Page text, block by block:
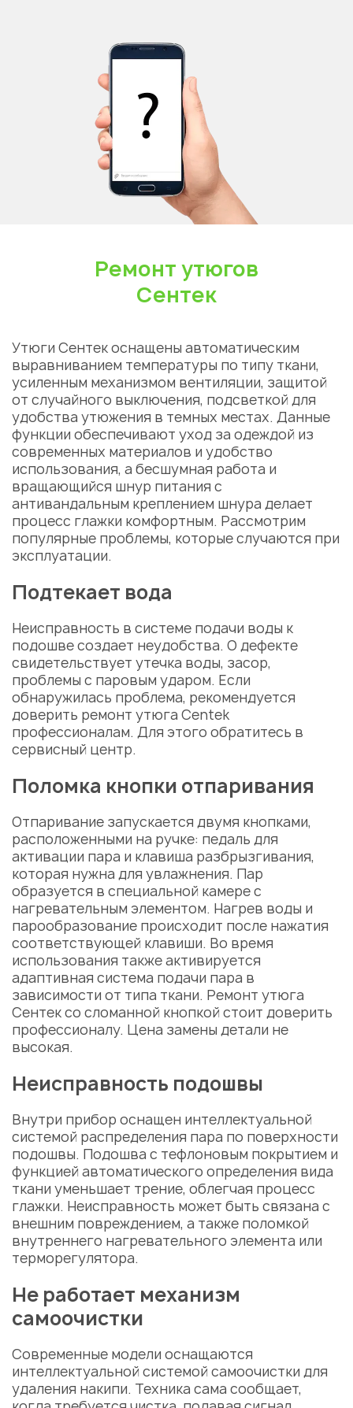
Ремонт утюгов
Сентек
Утюги Сентек оснащены автоматическим
выравниванием температуры по типу ткани,
усиленным механизмом вентиляции, защитой
от случайного выключения, подсветкой для
удобства утюжения в темных местах. Данные
функции обеспечивают уход за одеждой из
современных материалов и удобство
использования, а бесшумная работа и
вращающийся шнур питания с
антивандальным креплением шнура делает
процесс глажки комфортным. Рассмотрим
популярные проблемы, которые случаются при
эксплуатации.
Подтекает вода
Неисправность в системе подачи воды к
подошвесоздает неудобства. О дефекте
свидетельствует утечка воды, засор,
проблемы с паровым ударом. Если
обнаружилась проблема, рекомендуется
доверить ремонт утюга Centek
профессионалам. Для этого обратитесь в
сервисный центр.
Поломка кнопки отпаривания
Отпаривание запускается двумя кнопками,
расположенными на ручке: педаль для
активации пара и клавиша разбрызгивания,
которая нужна для увлажнения. Пар
образуется в специальной камере с
нагревательным элементом. Нагрев воды и
парообразование происходит после нажатия
соответствующей клавиши. Во время
использования также активируется
адаптивная система подачи пара в
зависимости от типа ткани. Ремонт утюга
Сентексо сломанной кнопкой стоит доверить
профессионалу. Цена замены детали не
высокая.
Неисправность подошвы
Внутри прибор оснащен интеллектуальной
системой распределения пара по поверхности
подошвы. Подошва с тефлоновым покрытием и
функцией автоматического определения вида
ткани уменьшает трение, облегчая процесс
глажки. Неисправность может быть связана с
внешним повреждением, а также поломкой
внутреннего нагревательного элемента или
терморегулятора.
Не работает механизм
самоочистки
Современные модели оснащаются
интеллектуальной системой самоочистки для
удаления накипи. Техника сама сообщает,